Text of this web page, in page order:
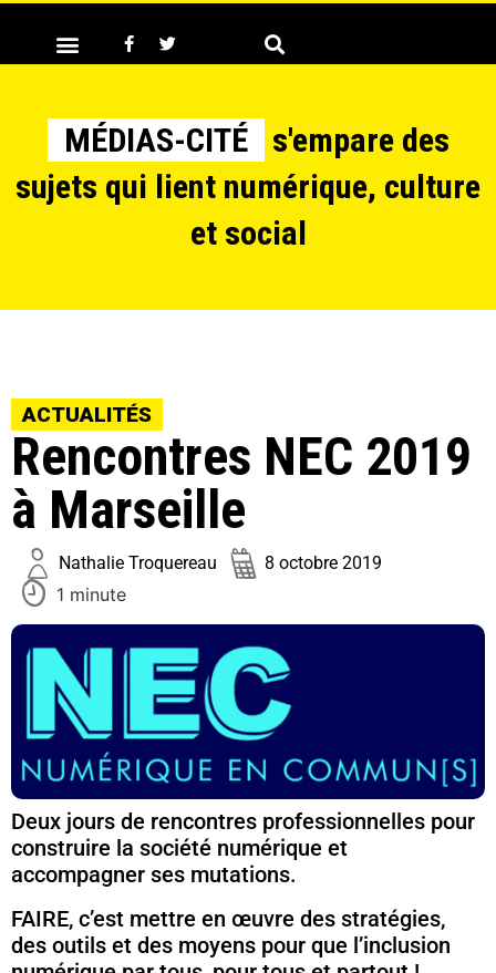
MÉDIAS-CITÉ
s'empare des
sujets qui lient numérique, culture
et social
ACTUALITÉS
Rencontres NEC 2019
à Marseille
Nathalie Troquereau 8 octobre 2019
1 minute
Deux jours de rencontres professionnelles pour
construire la société numérique et
accompagner ses mutations.
FAIRE, c’est mettre en œuvre des stratégies,
des outils et des moyens pour que l’inclusion